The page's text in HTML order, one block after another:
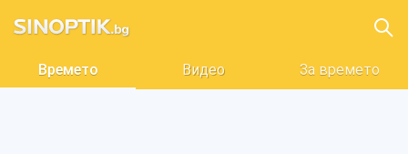
Времето Видео За времето